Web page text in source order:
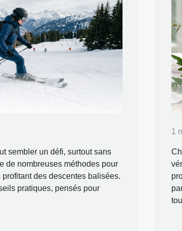
sembler un défi, surtout sans
de nombreuses méthodes pour
des descentes balisées.
pratiques, pensés pour
1